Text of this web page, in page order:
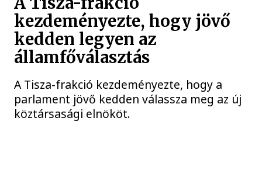
kezdeményezte, hogy jövő
kedden legyen az
államfőválasztás
A Tisza-frakció kezdeményezte, hogy a
parlament jövő kedden válassza meg az új
köztársasági elnököt.